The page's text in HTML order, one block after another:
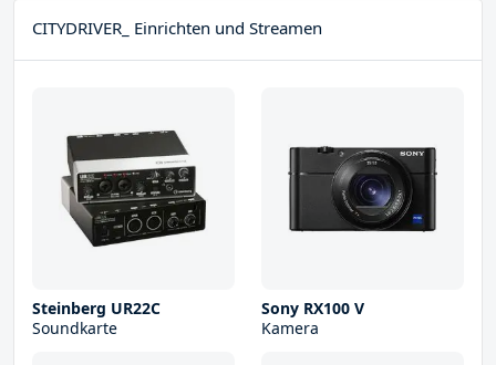
CITYDRIVER_ Einrichten und Streamen
Steinberg UR22С
Soundkarte
Sony RX100 V
Kamera